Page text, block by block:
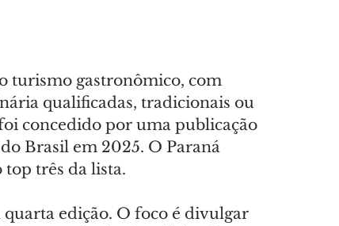
turismo gastronômico, com
qualificadas, tradicionais ou
concedido por uma publicação
Brasil em 2025. O Paraná
top três da lista.
quarta edição. O foco é divulgar